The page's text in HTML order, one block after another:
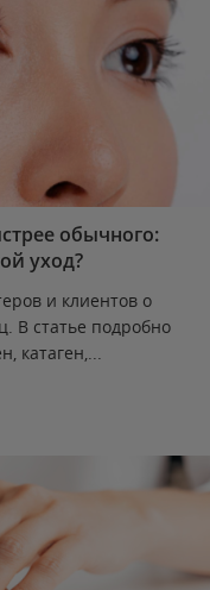
обычного:
уход?
и клиентов о
В статье подробно
катаген,...